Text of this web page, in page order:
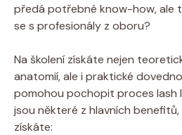
předá potřebné know-how, ale
se s profesionály z oboru?
Na školení získáte nejen
anatomií, ale i praktické
pomohou pochopit proces lash
jsou některé z hlavních
získáte: